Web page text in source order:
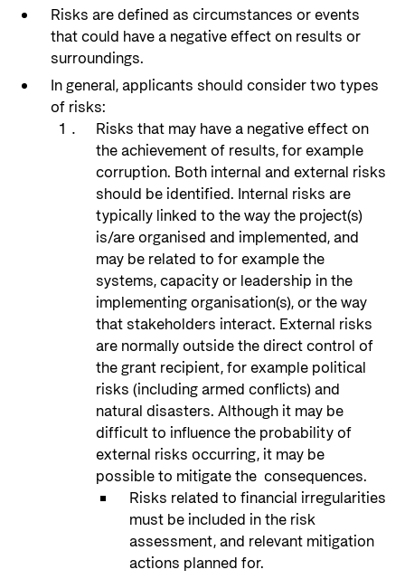
Risks are defined as circumstances or events
that could have a negative effect on results or
surroundings.
In general, applicants should consider two types
of risks:
Risks that may have a negative effect on
the achievement of results, for example
corruption. Both internal and external risks
should be identified. Internal risks are
typically linked to the way the project(s)
is/are organised and implemented, and
may be related to for example the
systems, capacity or leadership in the
implementing organisation(s), or the way
that stakeholders interact. External risks
are normally outside the direct control of
the grant recipient, for example political
risks (including armed conflicts) and
natural disasters. Although it may be
difficult to influence the probability of
external risks occurring, it may be
possible to mitigate the consequences.
Risks related to financial irregularities
must be included in the risk
assessment, and relevant mitigation
actions planned for.